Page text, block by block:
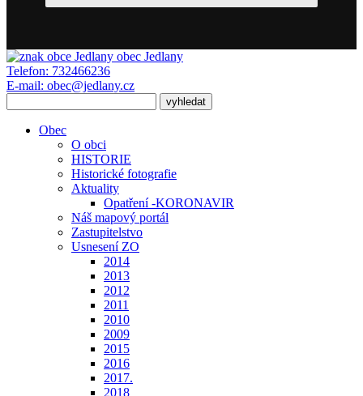
obec Jedlany
Telefon: 732466236
E-mail: obec@jedlany.cz
Obec
O obci
HISTORIE
Historické fotografie
Aktuality
Opatření -KORONAVIR
Náš mapový portál
Zastupitelstvo
Usnesení ZO
2014
2013
2012
2011
2010
2009
2015
2016
2017.
2018